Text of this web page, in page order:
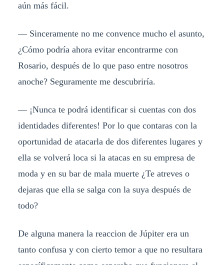
aún más fácil.
— Sinceramente no me convence mucho el asunto,
¿Cómo podría ahora evitar encontrarme con
Rosario, después de lo que paso entre nosotros
anoche? Seguramente me descubriría.
— ¡Nunca te podrá identificar si cuentas con dos
identidades diferentes! Por lo que contaras con la
oportunidad de atacarla de dos diferentes lugares y
ella se volverá loca si la atacas en su empresa de
moda y en su bar de mala muerte ¿Te atreves o
dejaras que ella se salga con la suya después de
todo?
De alguna manera la reaccion de Júpiter era un
tanto confusa y con cierto temor a que no resultara